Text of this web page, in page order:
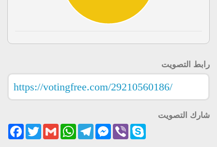
رابط التصويت
شارك التصويت
TwitterGmail
WhatsAppTelegram
Messenger ViberSkype